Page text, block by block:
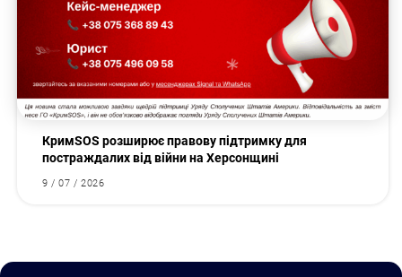
КримSOS розширює правову підтримку для
постраждалих від війни на Херсонщині
9 / 07 / 2026